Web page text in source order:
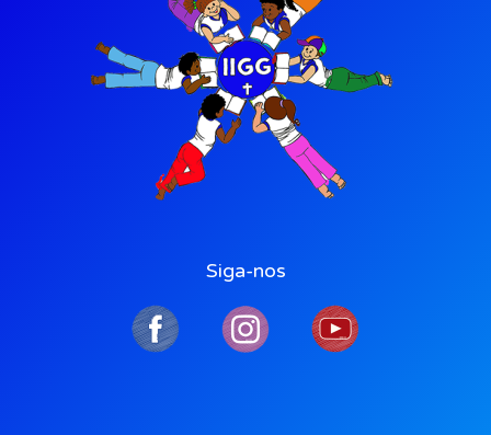
Siga-nos